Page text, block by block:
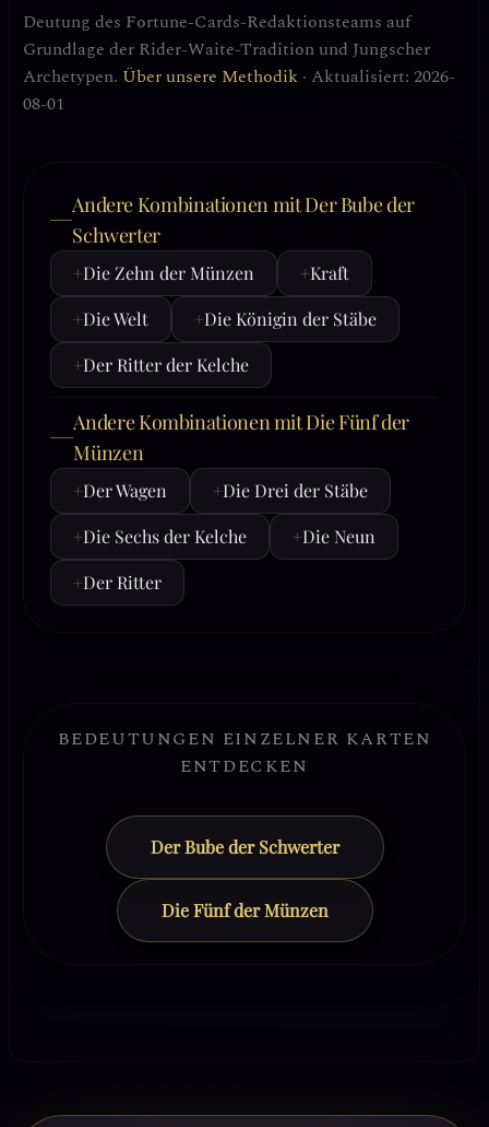
Deutung des Fortune-Cards-Redaktionsteams auf
Grundlage der Rider-Waite-Tradition und Jungscher
Archetypen. Über unsere Methodik · Aktualisiert: 2026-
08-01
Andere Kombinationen mit Der Bube der
Schwerter
+Die Zehn der Münzen +Kraft
+Die Welt +Die Königin der Stäbe
+Der Ritter der Kelche
Andere Kombinationen mit Die Fünf der
Münzen
+Der Wagen +Die Drei der Stäbe
+Die Sechs der Kelche +Die Neun
+Der Ritter
BEDEUTUNGEN EINZELNER KARTEN
ENTDECKEN
Der Bube der Schwerter
Die Fünf der Münzen